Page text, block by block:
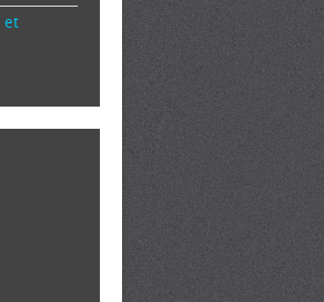
et